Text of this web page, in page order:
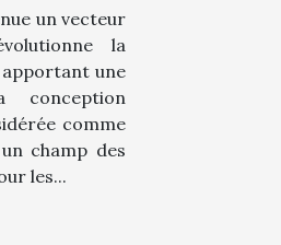
un vecteur
la
une
conception
comme
champ des
les...